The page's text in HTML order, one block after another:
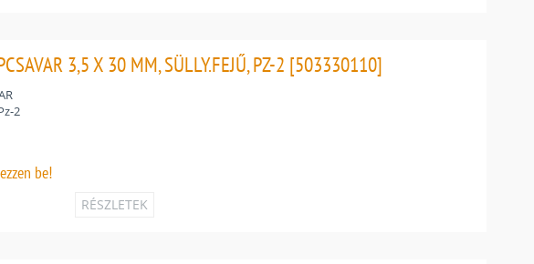
3,5 X 30 MM, SÜLLY.FEJŰ, PZ-2 [503330110]
2
be!
RÉSZLETEK